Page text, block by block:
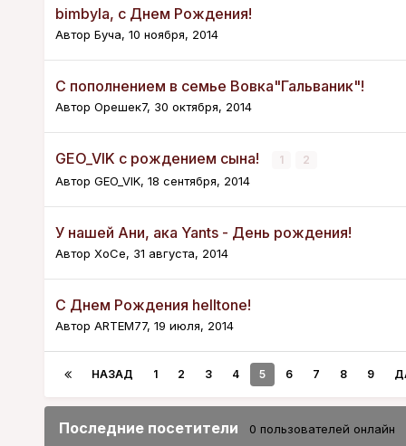
bimbyla, с Днем Рождения!
Автор Буча, 10 ноября, 2014
С пополнением в семье Вовка"Гальваник"!
Автор Орешек7, 30 октября, 2014
GEO_VIK с рождением сына! 1 2
Автор GEO_VIK, 18 сентября, 2014
У нашей Ани, ака Yants - День рождения!
Автор XoCe, 31 августа, 2014
С Днем Рождения helltone!
Автор ARTEM77, 19 июля, 2014
НАЗАД 1 2 3 4 5 6 7 8 9
Последние посетители 0 пользователей онлайн